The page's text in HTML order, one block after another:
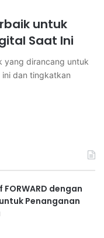
untuk
Saat Ini
yang dirancang untuk
dan tingkatkan
dengan
Penanganan